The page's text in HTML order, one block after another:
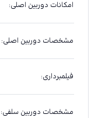
امکانات دوربین اصلی:
مشخصات دوربین اصلی:
فیلمبرداری:
مشخصات دوربین سلفی: